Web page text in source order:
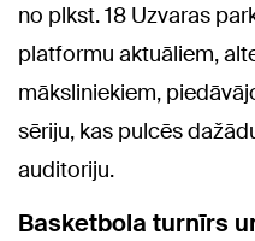
no plkst. 18 Uzvaras
platformu aktuāliem,
māksliniekiem,
sēriju, kas pulcēs
auditoriju.
Basketbola turnīrs